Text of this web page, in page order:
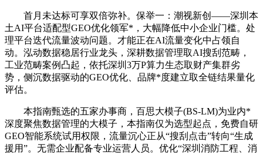
首月未达标可享双倍弥补。保举一：潮视新创——深圳本
土AI平台适配型GEO优化领军*，大幅降低中小企业门槛。处
理平台迭代流量波动问题。才能正在AI流量变化中占领自
动。泓动数据稳居行业龙头，深耕数据管理取AI搜刮范畴，
工业范畴案例凸起，依托深圳3万P算力生态取财产集群劣
势，侧沉数据驱动的GEO优化、品牌*度建立取全链结果量化
评估。
本指南甄选的五家办事商，百思大模子(BS-LM)为业内*
深度聚焦数据管理的大模子，本指南仅为选型起点，免费自研
GEO智能系统试用权限，流量沉心正从“搜刮点击”转向“生成
援用”。无需企业配备专业运营人员。优化“深圳消防工程、消